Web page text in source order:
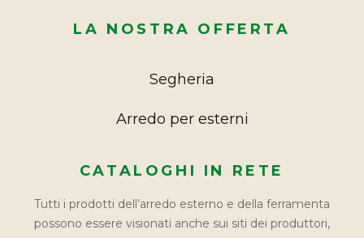
LA NOSTRA OFFERTA
Segheria
Arredo per esterni
CATALOGHI IN RETE
Tutti i prodotti dell’arredo esterno e della ferramenta
possono essere visionati anche sui siti dei produttori,